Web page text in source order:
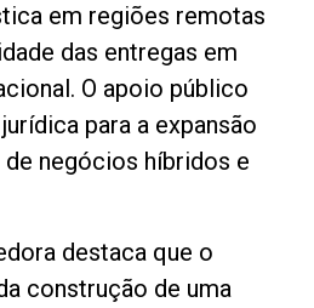
em regiões remotas
das entregas em
O apoio público
para a expansão
negócios híbridos e
destaca que o
construção de uma